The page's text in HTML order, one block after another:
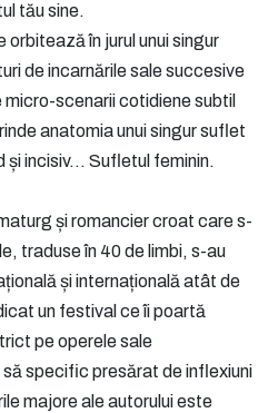
tău sine.
orbitează în jurul unui singur
de incarnările sale succesive
scenarii cotidiene subtil
anatomia unui singur suflet
incisiv… Sufletul feminin.
și romancier croat care s-
traduse în 40 de limbi, s-au
și internațională atât de
un festival ce îi poartă
pe operele sale
specific presărat de inflexiuni
majore ale autorului este